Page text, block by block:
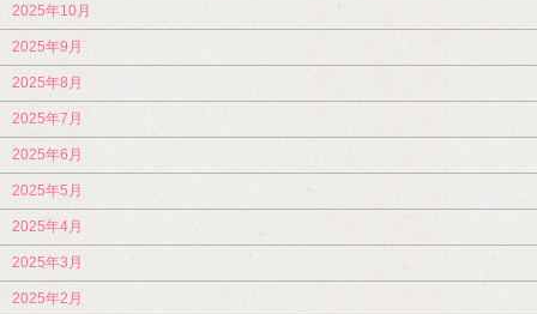
2025年10月
2025年9月
2025年8月
2025年7月
2025年6月
2025年5月
2025年4月
2025年3月
2025年2月